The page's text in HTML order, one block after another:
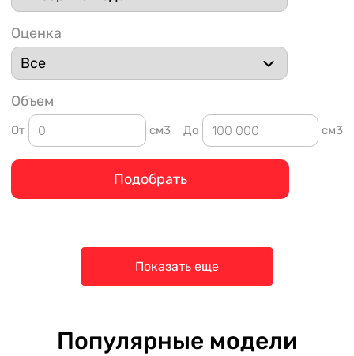
Оценка
Объем
От см3 До см3
Подобрать
Показать еще
Популярные модели